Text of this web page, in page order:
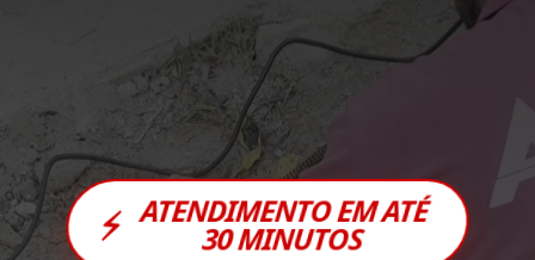
⚡ ATENDIMENTO EM ATÉ
30 MINUTOS